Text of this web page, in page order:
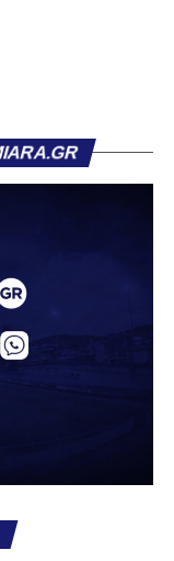
τρία γκολ
δύο ασίστ σε
φόρεσε τη
10
στο